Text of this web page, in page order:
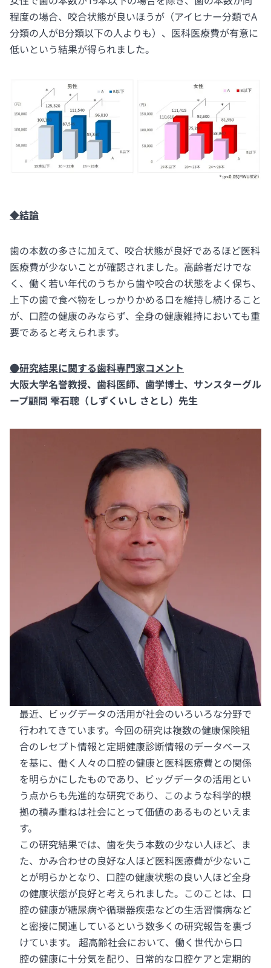
程度の場合、咬合状態が良いほうが（アイヒナー分類でA
分類の人がB分類以下の人よりも）、医科医療費が有意に
低いという結果が得られました。
◆結論
歯の本数の多さに加えて、咬合状態が良好であるほど医科
医療費が少ないことが確認されました。高齢者だけでな
く、働く若い年代のうちから歯や咬合の状態をよく保ち、
上下の歯で食べ物をしっかりかめる口を維持し続けること
が、口腔の健康のみならず、全身の健康維持においても重
要であると考えられます。
●研究結果に関する歯科専門家コメント
大阪大学名誉教授、歯科医師、歯学博士、サンスターグル
ープ顧問 雫石聰（しずくいし さとし）先生
最近、ビッグデータの活用が社会のいろいろな分野で
行われてきています。今回の研究は複数の健康保険組
合のレセプト情報と定期健康診断情報のデータベース
を基に、働く人々の口腔の健康と医科医療費との関係
を明らかにしたものであり、ビッグデータの活用とい
う点からも先進的な研究であり、このような科学的根
拠の積み重ねは社会にとって価値のあるものといえま
す。
この研究結果では、歯を失う本数の少ない人ほど、ま
た、かみ合わせの良好な人ほど医科医療費が少ないこ
とが明らかとなり、口腔の健康状態の良い人ほど全身
の健康状態が良好と考えられました。このことは、口
腔の健康が糖尿病や循環器疾患などの生活習慣病など
と密接に関連しているという数多くの研究報告を裏づ
けています。 超高齢社会において、働く世代から口
腔の健康に十分気を配り、日常的な口腔ケアと定期的